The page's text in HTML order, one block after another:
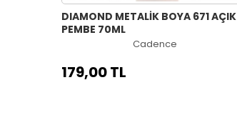
DIAMOND METALİK BOYA 671 AÇIK
PEMBE 70ML
Cadence
179,00 TL